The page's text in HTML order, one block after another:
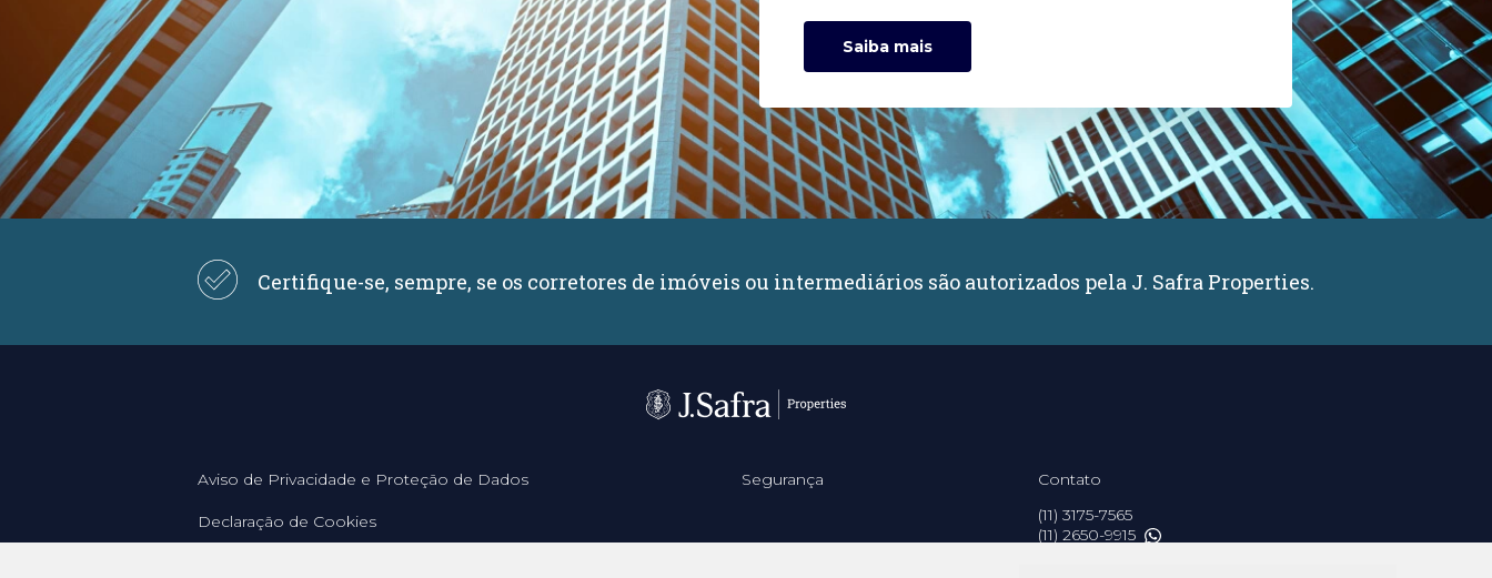
Saiba mais
Certifique-se, sempre, se os corretores de imóveis ou intermediários são autorizados pela J. Safra Properties.
Aviso de Privacidade e Proteção de Dados
Declaração de Cookies
Segurança
Contato
(11) 3175-7565
(11) 2650-9915